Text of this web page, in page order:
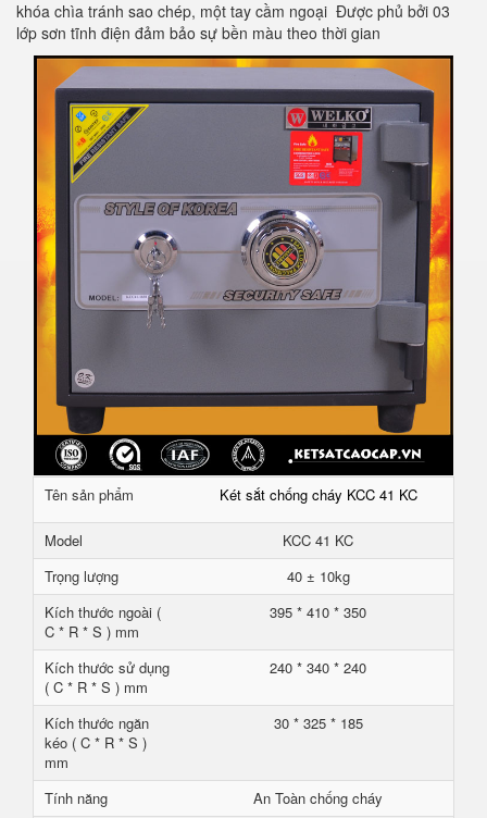
khóa chìa tránh sao chép, một tay cầm ngoại Được phủ bởi 03
lớp sơn tĩnh điện đảm bảo sự bền màu theo thời gian
Tên sản phẩm Két sắt chống cháy KCC 41 KC
Model
KCC 41 KC
Trọng lượng
40 ± 10kg
Kích thước ngoài (
C * R * S ) mm
395 * 410 * 350
Kích thước sử dụng
( C * R * S ) mm
240 * 340 * 240
Kích thước ngăn
kéo ( C * R * S )
mm
30 * 325 * 185
Tính năng
An Toàn chống cháy